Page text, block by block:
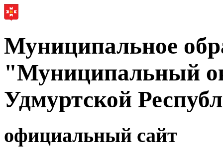
Муниципальное
"Муниципальный
Удмуртской
официальный сайт